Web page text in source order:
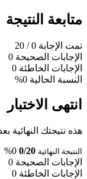
متابعة النتيجة
تمت الإجابة 0
/ 20
الإجابات الصحيحة 0
الإجابات الخاطئة 0
النسبة الحالية 0%
انتهى الاختبار
هذه نتيجتك النهائية
النتيجة النهائية 0/20
0%
الإجابات الصحيحة 0
الإجابات الخاطئة 0